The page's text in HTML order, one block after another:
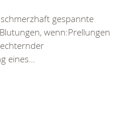
gespannte
wenn:Prellungen
eines…